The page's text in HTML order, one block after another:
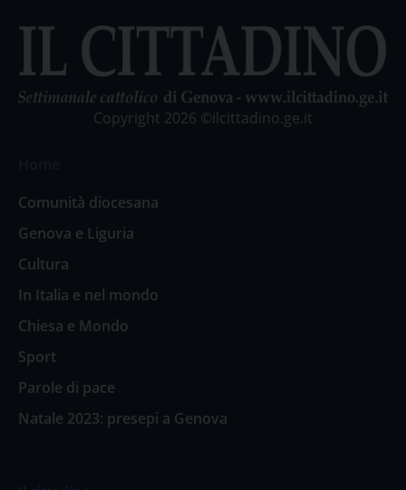
Copyright 2026 ©ilcittadino.ge.it
Comunità diocesana
Genova e Liguria
Cultura
In Italia e nel mondo
Chiesa e Mondo
Sport
Parole di pace
Natale 2023: presepi a Genova